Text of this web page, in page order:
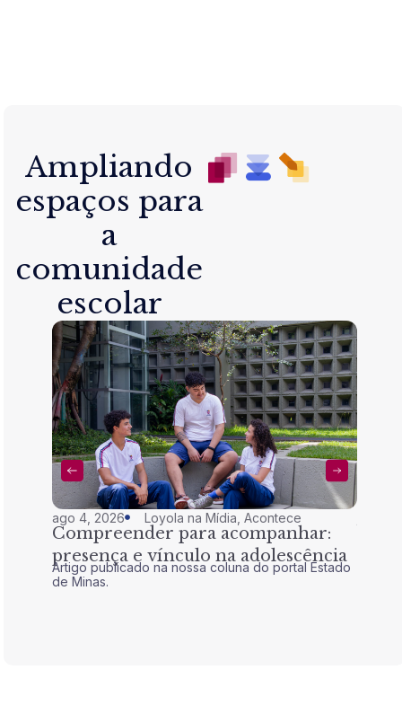
Ampliando
espaços para
a
comunidade
escolar
ago 4, 2026 Loyola na Mídia ,Acontece
Compreender para acompanhar:
presença e vínculo na adolescência
Artigo publicado na nossa coluna do portal Estado
de Minas.